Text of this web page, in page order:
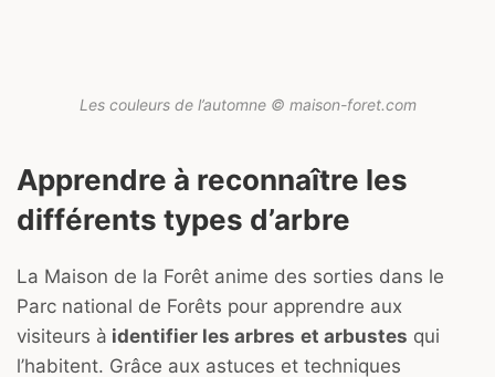
Les couleurs de l’automne © maison-foret.com
Apprendre à reconnaître les
différents types d’arbre
La Maison de la Forêt anime des sorties dans le
Parc national de Forêts pour apprendre aux
visiteurs à identifier les arbres et arbustes qui
l’habitent. Grâce aux astuces et techniques